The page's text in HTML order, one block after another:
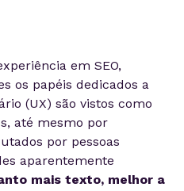
em SEO,
os papéis dedicados a
(UX) são vistos como
até mesmo por
por pessoas
aparentemente
mais texto, melhor a